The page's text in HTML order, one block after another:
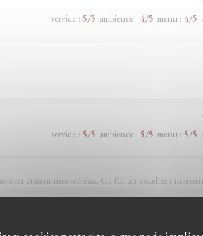
service : 5/5 ambience : 4/5 menu: 4/5
service : 5/5 ambience : 5/5 menu: 5/5
mer étaient merveilleux. Ce fût un excellent